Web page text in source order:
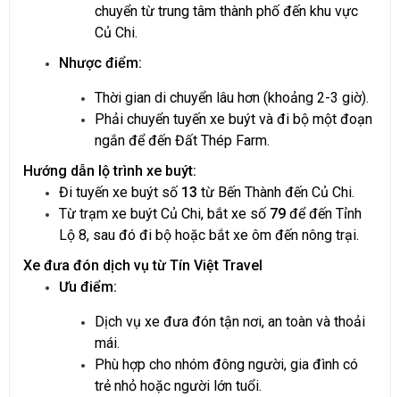
chuyển từ trung tâm thành phố đến khu vực
Củ Chi.
Nhược điểm:
Thời gian di chuyển lâu hơn (khoảng 2-3 giờ).
Phải chuyển tuyến xe buýt và đi bộ một đoạn
ngắn để đến Đất Thép Farm.
Hướng dẫn lộ trình xe buýt:
Đi tuyến xe buýt số 13 từ Bến Thành đến Củ Chi.
Từ trạm xe buýt Củ Chi, bắt xe số 79 để đến Tỉnh
Lộ 8, sau đó đi bộ hoặc bắt xe ôm đến nông trại.
Xe đưa đón dịch vụ từ Tín Việt Travel
Ưu điểm:
Dịch vụ xe đưa đón tận nơi, an toàn và thoải
mái.
Phù hợp cho nhóm đông người, gia đình có
trẻ nhỏ hoặc người lớn tuổi.